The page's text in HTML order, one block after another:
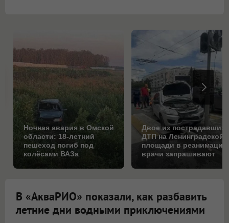
Ночная авария в Омской
области: 18-летний
пешеход погиб под
колёсами ВАЗа
Двое из пострадавших
ДТП на Ленинградской
площади в
врачи запрашивают
В «АкваРИО» показали, как разбавить
летние дни водными приключениями